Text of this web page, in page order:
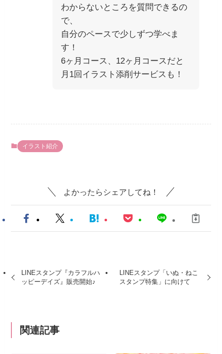
わからないところを質問できるの
で、
自分のペースで少しずつ学べま
す！
6ヶ月コース、12ヶ月コースだと
月1回イラスト添削サービスも！
イラスト紹介
よかったらシェアしてね！
LINEスタンプ『カラフルハ
ッピーデイズ』販売開始♪
LINEスタンプ「いぬ・ねこ
スタンプ特集」に向けて
関連記事